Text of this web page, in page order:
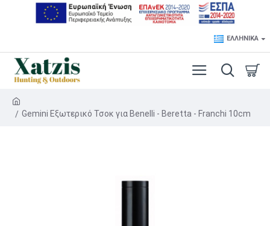
ΕΛΛΗΝΙΚΆ
Gemini Εξωτερικό Τσοκ για Benelli - Beretta - Franchi 10cm